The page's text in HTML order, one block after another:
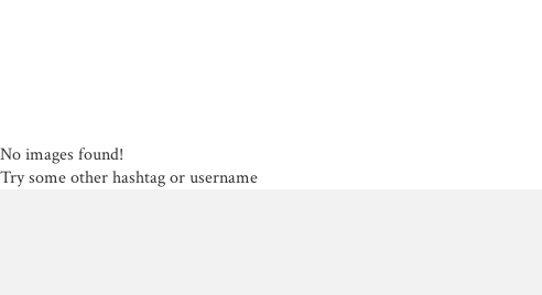
No images found!
Try some other hashtag or username